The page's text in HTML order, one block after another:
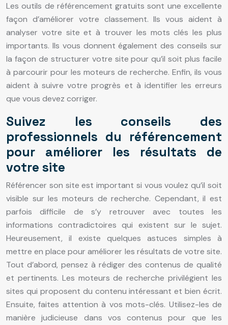
Les outils de référencement gratuits sont une excellente
façon d’améliorer votre classement. Ils vous aident à
analyser votre site et à trouver les mots clés les plus
importants. Ils vous donnent également des conseils sur
la façon de structurer votre site pour qu’il soit plus facile
à parcourir pour les moteurs de recherche. Enfin, ils vous
aident à suivre votre progrès et à identifier les erreurs
que vous devez corriger.
Suivez les conseils des
professionnels du référencement
pour améliorer les résultats de
votre site
Référencer son site est important si vous voulez qu’il soit
visible sur les moteurs de recherche. Cependant, il est
parfois difficile de s’y retrouver avec toutes les
informations contradictoires qui existent sur le sujet.
Heureusement, il existe quelques astuces simples à
mettre en place pour améliorer les résultats de votre site.
Tout d’abord, pensez à rédiger des contenus de qualité
et pertinents. Les moteurs de recherche privilégient les
sites qui proposent du contenu intéressant et bien écrit.
Ensuite, faites attention à vos mots-clés. Utilisez-les de
manière judicieuse dans vos contenus pour que les